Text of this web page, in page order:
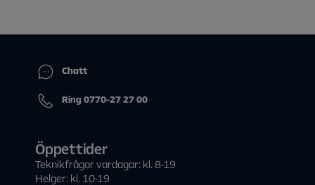
Chatt
Ring 0770-27 27 00
Öppettider
Teknikfrågor vardagar: kl. 8-19
Helger: kl. 10-19